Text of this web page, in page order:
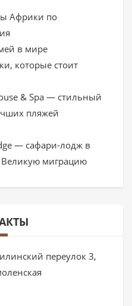
Африки по
в мире
которые стоит
& Spa — стильный
пляжей
— сафари-лодж в
Великую миграцию
переулок 3,